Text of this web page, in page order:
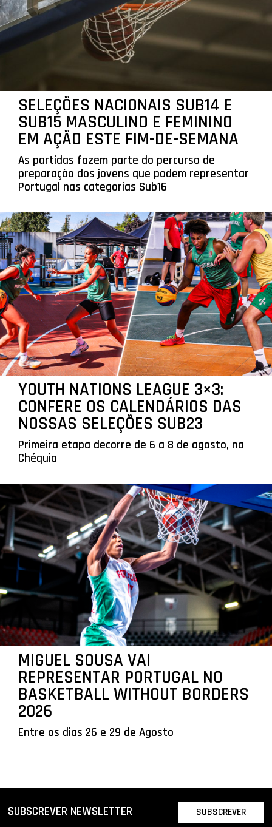
SELEÇÕES NACIONAIS SUB14 E
SUB15 MASCULINO E FEMININO
EM AÇÃO ESTE FIM-DE-SEMANA
As partidas fazem parte do percurso de
preparação dos jovens que podem representar
Portugal nas categorias Sub16
YOUTH NATIONS LEAGUE 3×3:
CONFERE OS CALENDÁRIOS DAS
NOSSAS SELEÇÕES SUB23
Primeira etapa decorre de 6 a 8 de agosto, na
Chéquia
MIGUEL SOUSA VAI
REPRESENTAR PORTUGAL NO
BASKETBALL WITHOUT BORDERS
2026
Entre os dias 26 e 29 de Agosto
SUBSCREVER NEWSLETTER SUBSCREVER